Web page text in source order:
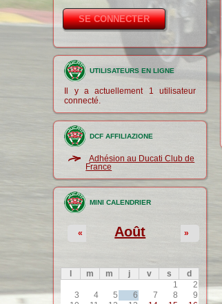
UTILISATEURS EN LIGNE
Il y a actuellement 1 utilisateur
connecté.
DCF AFFILIAZIONE
Adhésion au Ducati Club de
France
MINI CALENDRIER
Août
« »
m m j v s
d
1
2
3
4 5 6 7 8
9